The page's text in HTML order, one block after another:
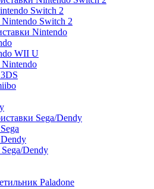
Switch 2
Nintendo Switch 2
Nintendo
WII U
Nintendo
Sega/Dendy
Dendy
Paladone